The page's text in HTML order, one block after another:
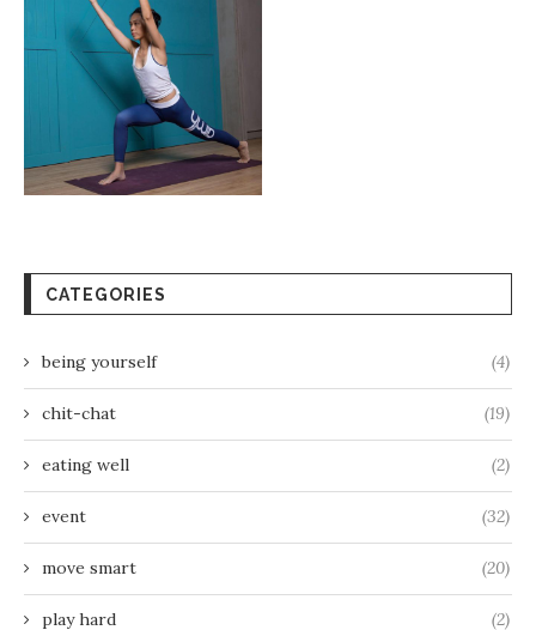
CATEGORIES
being yourself (4)
chit-chat (19)
eating well (2)
event (32)
move smart (20)
play hard (2)